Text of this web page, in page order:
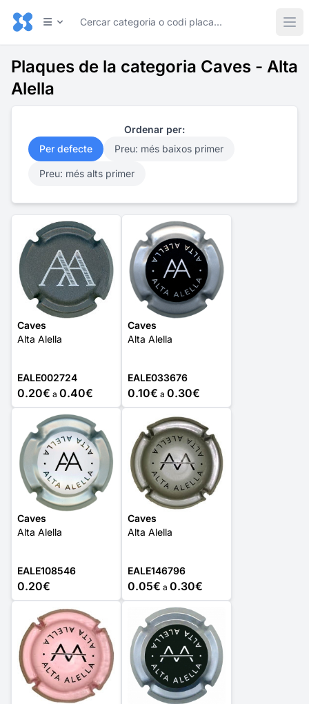
Plaques de la categoria Caves - Alta
Alella
Ordenar per:
Per defecte
Preu: més baixos primer
Preu: més alts primer
Caves
Alta Alella
EALE002724
0.20€ a 0.40€
Caves
Alta Alella
EALE033676
0.10€ a 0.30€
Caves
Alta Alella
EALE108546
0.20€
Caves
Alta Alella
EALE146796
0.05€ a 0.30€